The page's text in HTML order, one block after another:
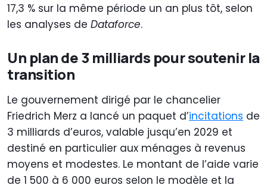
17,3 % sur la même période un an plus tôt, selon
les analyses de Dataforce.
Un plan de 3 milliards pour soutenir la
transition
Le gouvernement dirigé par le chancelier
Friedrich Merz a lancé un paquet d’incitations de
3 milliards d’euros, valable jusqu’en 2029 et
destiné en particulier aux ménages à revenus
moyens et modestes. Le montant de l’aide varie
de 1 500 à 6 000 euros selon le modèle et la